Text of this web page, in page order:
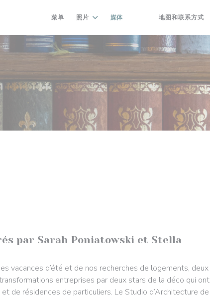
菜单 照片 媒体
((在新窗口中打开))
((在新窗口中打开))
地图和联系方式
par Sarah Poniatowski et Stella
vacances d’été et de nos recherches de logements, deux
entreprises par deux stars de la déco qui ont
de résidences de particuliers. Le Studio d’Architecture de